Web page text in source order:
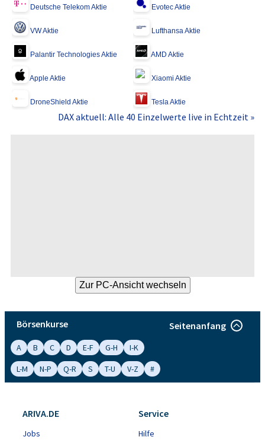
Deutsche Telekom Aktie Evotec Aktie
VW Aktie Lufthansa Aktie
Palantir Technologies Aktie AMD Aktie
Apple Aktie Xiaomi Aktie
DroneShield Aktie Tesla Aktie
DAX aktuell: Alle 40 Einzelwerte live in Echtzeit »
Börsenkurse Seitenanfang
A B C D E-F G-H
I-K
L-M
N-P Q-R S T-U V-Z #
ARIVA.DE
Jobs
Service
Hilfe